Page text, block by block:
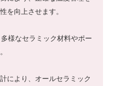
を向上させます。
様なセラミック材料やポー
により、オールセラミック